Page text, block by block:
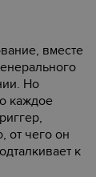
вместе
Но
каждое
от чего он
к